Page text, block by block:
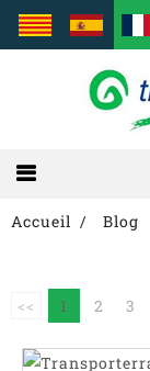
Accueil Blog
<< 1 2 3